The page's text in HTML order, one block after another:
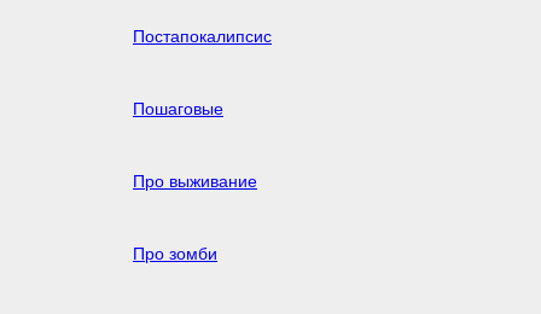
Постапокалипсис
Пошаговые
Про выживание
Про зомби